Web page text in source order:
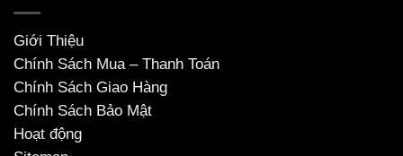
Giới Thiệu
Chính Sách Mua – Thanh Toán
Chính Sách Giao Hàng
Chính Sách Bảo Mật
Hoạt động